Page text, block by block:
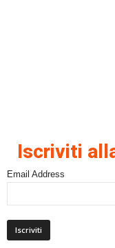
Iscriviti
Email Address